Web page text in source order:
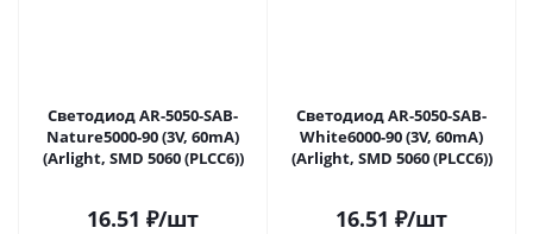
Светодиод AR-5050-SAB-
Nature5000-90 (3V, 60mA)
(Arlight, SMD 5060 (PLCC6))
16.51 ₽/шт
Светодиод AR-5050-SAB-
White6000-90 (3V, 60mA)
(Arlight, SMD 5060 (PLCC6))
16.51 ₽/шт